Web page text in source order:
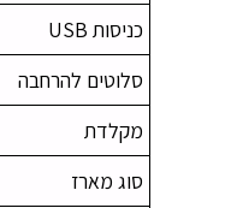
כניסות USB
סלוטים להרחבה
מקלדת
סוג מארז